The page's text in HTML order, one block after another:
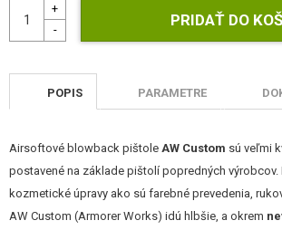
POPIS PARAMETRE
Airsoftové blowback pištole AW Custom sú veľmi
postavené na základe pištolí popredných výrobcov.
kozmetické úpravy ako sú farebné prevedenia,
AW Custom (Armorer Works) idú hlbšie, a okrem